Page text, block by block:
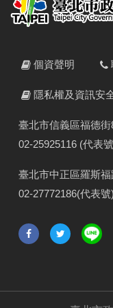
個資聲明
隱私權及資訊安
臺北市信義區福德
02-25925116 (代表
臺北市中正區羅斯
02-27772186(代表號)